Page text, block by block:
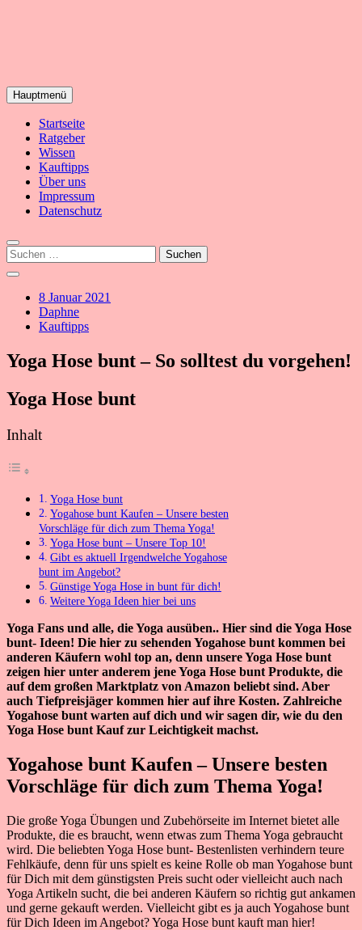
YogaSummer
Yoga – Alles dazu!
Hauptmenü
Startseite
Ratgeber
Wissen
Kauftipps
Über uns
Impressum
Datenschutz
Suchen
nach:
8 Januar 2021
Daphne
Kauftipps
Yoga Hose bunt – So solltest du vorgehen!
Yoga Hose bunt
Inhalt
Yoga Hose bunt
Yogahose bunt Kaufen – Unsere besten
Vorschläge für dich zum Thema Yoga!
Yoga Hose bunt – Unsere Top 10!
Gibt es aktuell Irgendwelche Yogahose
bunt im Angebot?
Günstige Yoga Hose in bunt für dich!
Weitere Yoga Ideen hier bei uns
Yoga Fans und alle, die Yoga ausüben.. Hier sind die Yoga Hose
bunt- Ideen! Die hier zu sehenden Yogahose bunt kommen bei
anderen Käufern wohl top an, denn unsere Yoga Hose bunt
zeigen hier unter anderem jene Yoga Hose bunt Produkte, die
auf dem großen Marktplatz von Amazon beliebt sind. Aber
auch Tiefpreisjäger kommen hier auf ihre Kosten. Zahlreiche
Yogahose bunt warten auf dich und wir sagen dir, wie du den
Yoga Hose bunt Kauf zur Leichtigkeit machst.
Yogahose bunt Kaufen – Unsere besten
Vorschläge für dich zum Thema Yoga!
Die große Yoga Übungen und Zubehörseite im Internet bietet alle
Produkte, die es braucht, wenn etwas zum Thema Yoga gebraucht
wird. Die beliebten Yoga Hose bunt- Bestenlisten verhindern teure
Fehlkäufe, denn für uns spielt es keine Rolle ob man Yogahose bunt
für Dich mit dem günstigsten Preis sucht oder vielleicht auch nach
Yoga Artikeln sucht, die bei anderen Käufern so richtig gut ankamen
und gerne gekauft werden. Vielleicht gibt es ja auch Yogahose bunt
für Dich Ideen im Angebot? Yoga Hose bunt kauft man hier!